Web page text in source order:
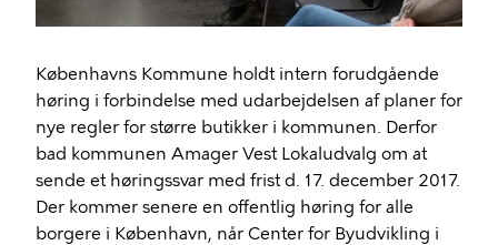
Københavns Kommune holdt intern forudgående
høring i forbindelse med udarbejdelsen af planer for
nye regler for større butikker i kommunen. Derfor
bad kommunen Amager Vest Lokaludvalg om at
sende et høringssvar med frist d. 17. december 2017.
Der kommer senere en offentlig høring for alle
borgere i København, når Center for Byudvikling i